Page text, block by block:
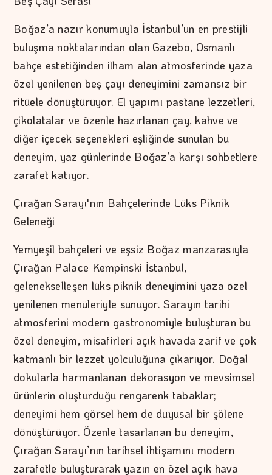
Boğaz’a nazır konumuyla İstanbul’un en prestijli
buluşma noktalarından olan Gazebo, Osmanlı
bahçe estetiğinden ilham alan atmosferinde yaza
özel yenilenen beş çayı deneyimini zamansız bir
ritüele dönüştürüyor. El yapımı pastane lezzetleri,
çikolatalar ve özenle hazırlanan çay, kahve ve
diğer içecek seçenekleri eşliğinde sunulan bu
deneyim, yaz günlerinde Boğaz’a karşı sohbetlere
zarafet katıyor.
Çırağan Sarayı'nın Bahçelerinde Lüks Piknik
Geleneği
Yemyeşil bahçeleri ve eşsiz Boğaz manzarasıyla
Çırağan Palace Kempinski İstanbul,
gelenekselleşen lüks piknik deneyimini yaza özel
yenilenen menüleriyle sunuyor. Sarayın tarihi
atmosferini modern gastronomiyle buluşturan bu
özel deneyim, misafirleri açık havada zarif ve çok
katmanlı bir lezzet yolculuğuna çıkarıyor. Doğal
dokularla harmanlanan dekorasyon ve mevsimsel
ürünlerin oluşturduğu rengarenk tabaklar;
deneyimi hem görsel hem de duyusal bir şölene
dönüştürüyor. Özenle tasarlanan bu deneyim,
Çırağan Sarayı’nın tarihsel ihtişamını modern
zarafetle buluşturarak yazın en özel açık hava